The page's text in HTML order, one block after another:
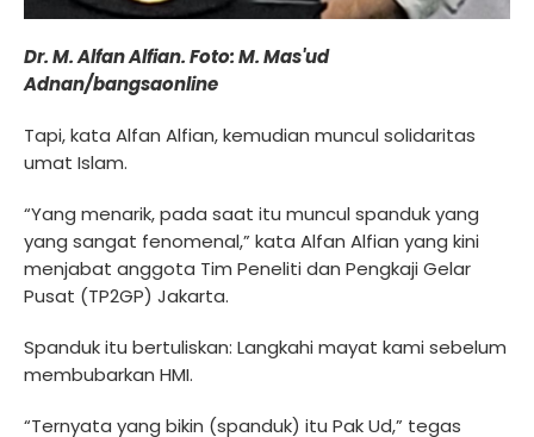
Dr. M. Alfan Alfian. Foto: M. Mas'ud
Adnan/bangsaonline
Tapi, kata Alfan Alfian, kemudian muncul solidaritas
umat Islam.
“Yang menarik, pada saat itu muncul spanduk yang
yang sangat fenomenal,” kata Alfan Alfian yang kini
menjabat anggota Tim Peneliti dan Pengkaji Gelar
Pusat (TP2GP) Jakarta.
Spanduk itu bertuliskan: Langkahi mayat kami sebelum
membubarkan HMI.
“Ternyata yang bikin (spanduk) itu Pak Ud,” tegas